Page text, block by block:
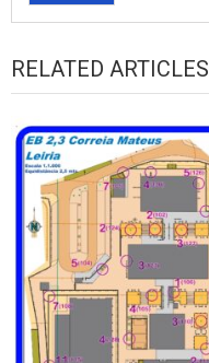
RELATED ARTICLES